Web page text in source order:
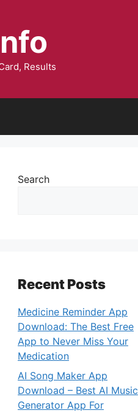
Results
Search
Recent Posts
Medicine Reminder App
Download: The Best Free
App to Never Miss Your
Medication
AI Song Maker App
Download – Best AI Music
Generator App For